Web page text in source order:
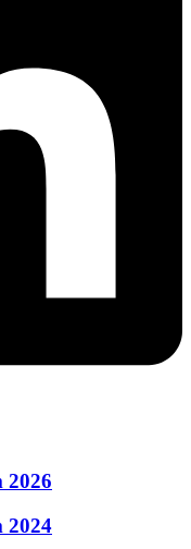
2026
2024